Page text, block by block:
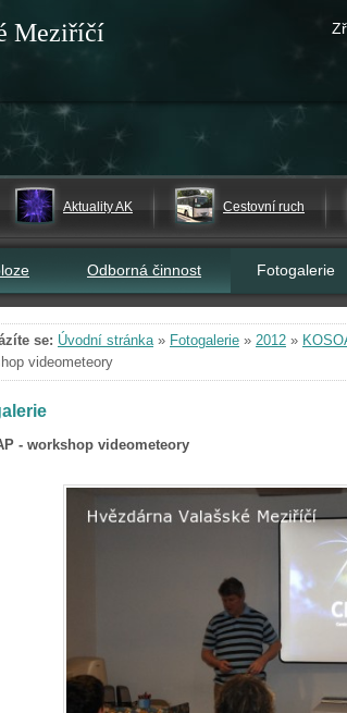
Meziříčí
Aktuality AK Cestovní ruch
Odborná činnost Fotogalerie
se: Úvodní stránka» Fotogalerie » 2012 »
videometeory
- workshop videometeory